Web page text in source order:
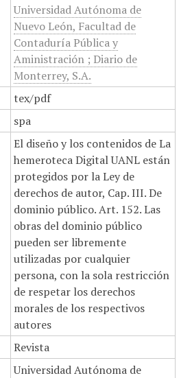
Universidad Autónoma de
Nuevo León, Facultad de
Contaduría Pública y
Aministración ; Diario de
Monterrey, S.A.
tex/pdf
spa
El diseño y los contenidos de La
hemeroteca Digital UANL están
protegidos por la Ley de
derechos de autor, Cap. III. De
dominio público. Art. 152. Las
obras del dominio público
pueden ser libremente
utilizadas por cualquier
persona, con la sola restricción
de respetar los derechos
morales de los respectivos
autores
Revista
Universidad Autónoma de